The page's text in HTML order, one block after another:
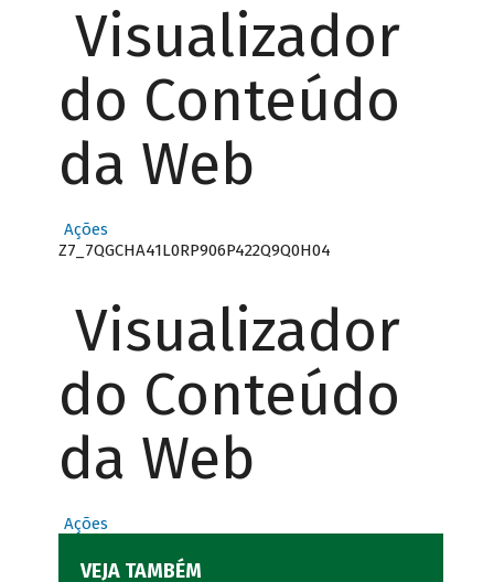
Visualizador
do Conteúdo
da Web
Ações
Z7_7QGCHA41L0RP906P422Q9Q0H04
Visualizador
do Conteúdo
da Web
Ações
VEJA TAMBÉM